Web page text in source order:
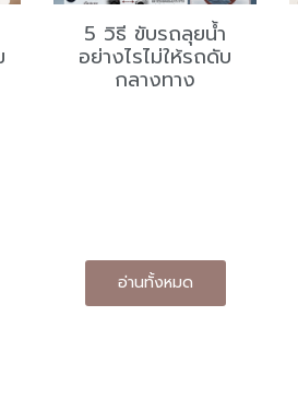
5 วิธี ขับรถลุยน้ำ
อย่างไรไม่ให้รถดับ
กลางทาง
อ่านทั้งหมด